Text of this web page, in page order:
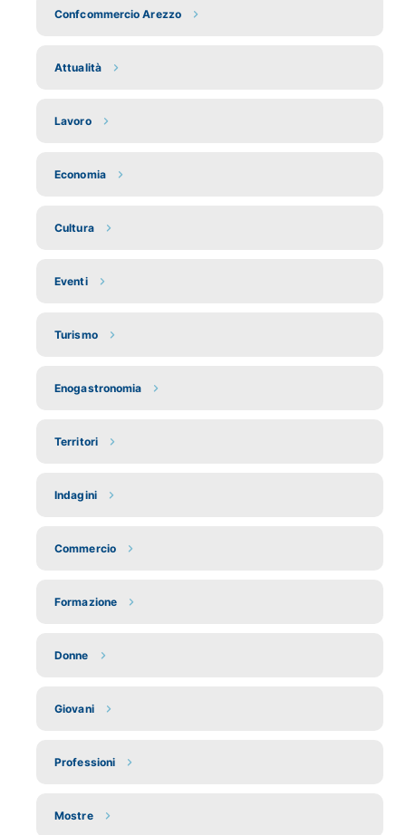
Confcommercio Arezzo
Attualità
Lavoro
Economia
Cultura
Eventi
Turismo
Enogastronomia
Territori
Indagini
Commercio
Formazione
Donne
Giovani
Professioni
Mostre